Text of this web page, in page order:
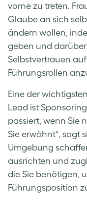
vorne zu treten.
Glaube an sich
ändern wollen,
geben und darüber
Selbstvertrauen
Führungsrollen
Eine der
Lead ist
passiert, wenn Sie
Sie erwähnt“, sagt
Umgebung
ausrichten und
die Sie benötigen,
Führungsposition